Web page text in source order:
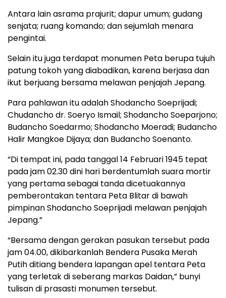
Antara lain asrama prajurit; dapur umum; gudang
senjata; ruang komando; dan sejumlah menara
pengintai.
Selain itu juga terdapat monumen Peta berupa tujuh
patung tokoh yang diabadikan, karena berjasa dan
ikut berjuang bersama melawan penjajah Jepang.
Para pahlawan itu adalah Shodancho Soeprijadi;
Chudancho dr. Soeryo Ismail; Shodancho Soeparjono;
Budancho Soedarmo; Shodancho Moeradi; Budancho
Halir Mangkoe Dijaya; dan Budancho Soenanto.
“Di tempat ini, pada tanggal 14 Februari 1945 tepat
pada jam 02.30 dini hari berdentumlah suara mortir
yang pertama sebagai tanda dicetuakannya
pemberontakan tentara Peta Blitar di bawah
pimpinan Shodancho Soeprijadi melawan penjajah
Jepang.”
“Bersama dengan gerakan pasukan tersebut pada
jam 04.00, dikibarkanlah Bendera Pusaka Merah
Putih ditiang bendera lapangan apel tentara Peta
yang terletak di seberang markas Daidan,” bunyi
tulisan di prasasti monumen tersebut.